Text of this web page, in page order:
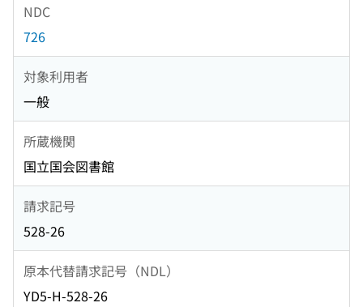
NDC
726
対象利用者
一般
所蔵機関
国立国会図書館
請求記号
528-26
原本代替請求記号（NDL）
YD5-H-528-26